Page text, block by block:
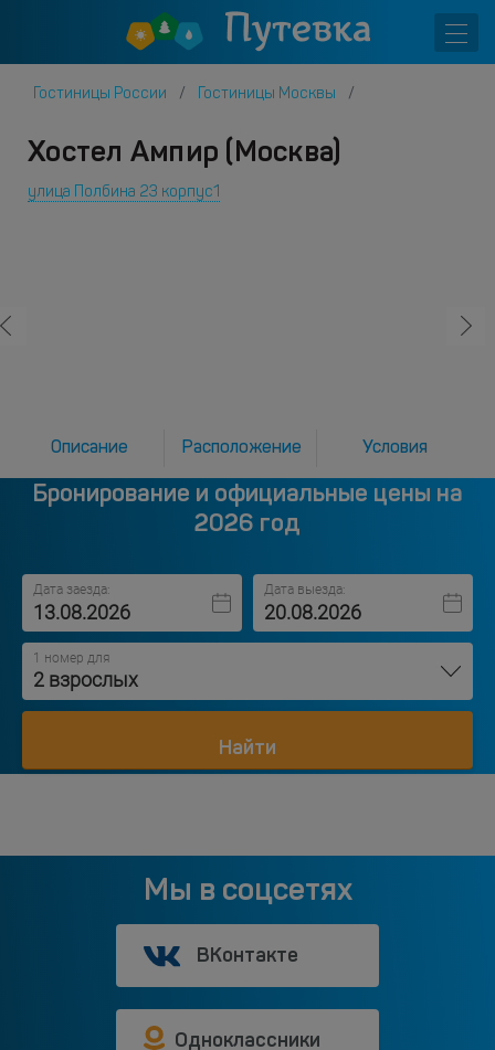
Гостиницы России Гостиницы Москвы
Хостел Ампир (Москва)
улица Полбина 23 корпус1
Описание Расположение Условия
Бронирование и официальные цены на
2026 год
Дата заезда: Дата выезда:
1 номер для
2 взрослых
Найти
Мы в соцсетях
ВКонтакте
Одноклассники